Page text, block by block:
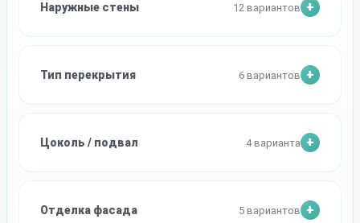
Наружные стены 12 вариантов
Тип перекрытия 6 вариантов
Цоколь / подвал 4 варианта
Отделка фасада 5 вариантов